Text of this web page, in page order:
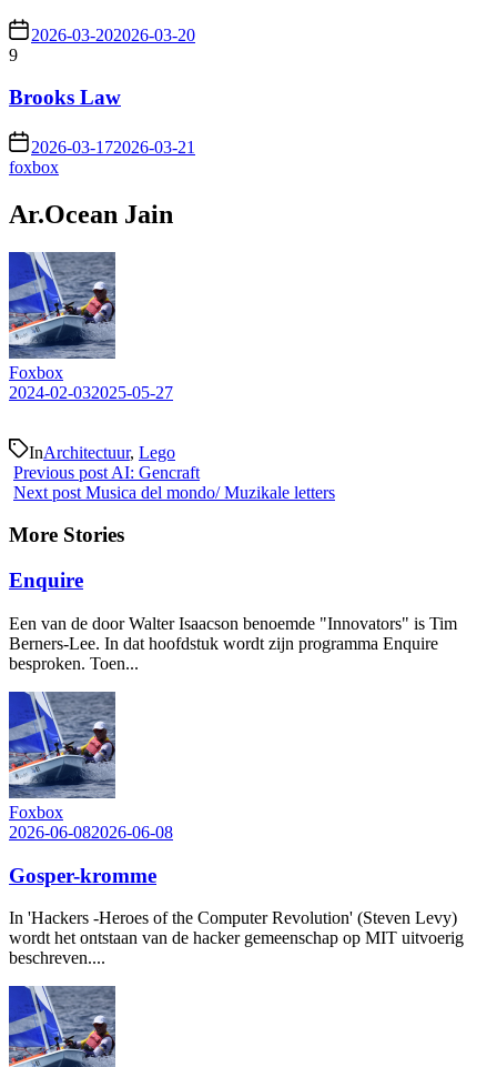
2026-03-202026-03-20
9
Brooks Law
2026-03-172026-03-21
foxbox
Ar.Ocean Jain
Foxbox
2024-02-032025-05-27
InArchitectuur, Lego
Previous post AI: Gencraft
Next post Musica del mondo/ Muzikale letters
More Stories
Enquire
Een van de door Walter Isaacson benoemde "Innovators" is Tim
Berners-Lee. In dat hoofdstuk wordt zijn programma Enquire
besproken. Toen...
Foxbox
2026-06-082026-06-08
Gosper-kromme
In 'Hackers -Heroes of the Computer Revolution' (Steven Levy)
wordt het ontstaan van de hacker gemeenschap op MIT uitvoerig
beschreven....